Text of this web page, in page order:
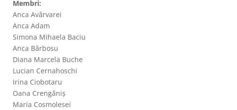
Membri:
Anca Avârvarei
Anca Adam
Simona Mihaela Baciu
Anca Bărbosu
Diana Marcela Buche
Lucian Cernahoschi
Irina Ciobotaru
Oana Crengăniș
Maria Cosmolesei